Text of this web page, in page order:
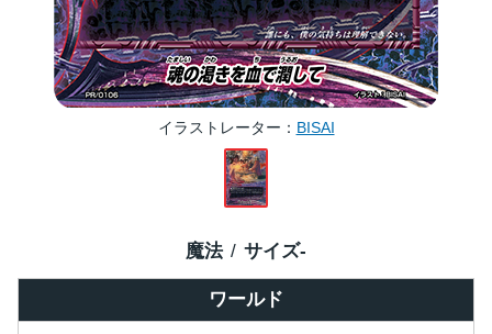
イラストレーター BISAI
ワールド
魔法 サイズ-